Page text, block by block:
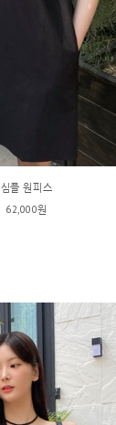
심플 원피스
62,000원